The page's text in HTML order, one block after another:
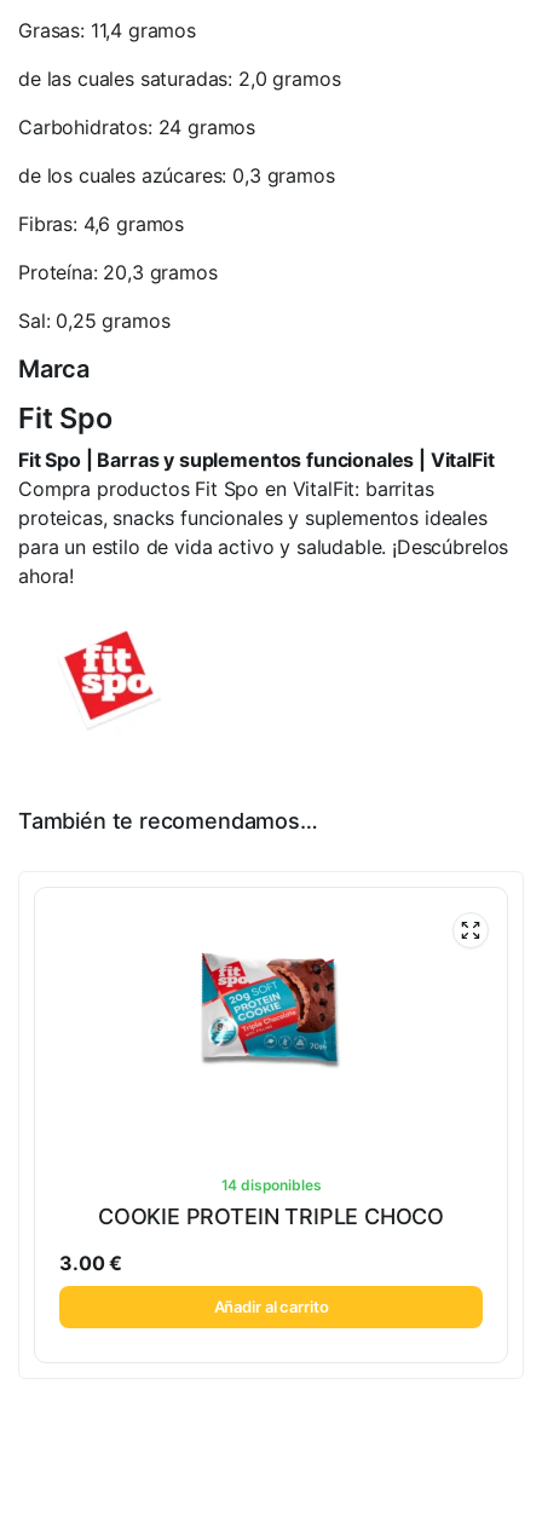
Grasas: 11,4 gramos
de las cuales saturadas: 2,0 gramos
Carbohidratos: 24 gramos
de los cuales azúcares: 0,3 gramos
Fibras: 4,6 gramos
Proteína: 20,3 gramos
Sal: 0,25 gramos
Marca
Fit Spo
Fit Spo | Barras y suplementos funcionales | VitalFit
Compra productos Fit Spo en VitalFit: barritas
proteicas, snacks funcionales y suplementos ideales
para un estilo de vida activo y saludable. ¡Descúbrelos
ahora!
También te recomendamos…
14 disponibles
COOKIE PROTEIN TRIPLE CHOCO
3.00€
Añadir al carrito